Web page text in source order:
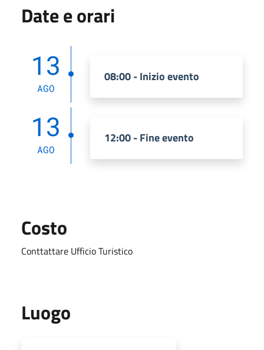
Date e orari
13
AGO
08:00 - Inizio evento
13
AGO
12:00 - Fine evento
Costo
Conttattare Ufficio Turistico
Luogo